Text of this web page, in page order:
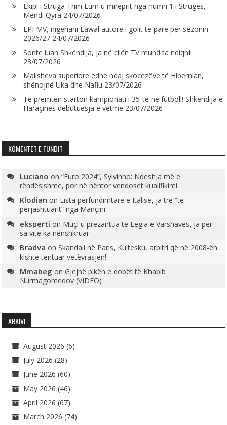
Ekipi i Struga Trim Lum u mirëprit nga numri 1 i Strugës,
Mendi Qyra 24/07/2026
LPFMV, nigeriani Lawal autorë i golit të parë për sezonin
2026/27 24/07/2026
Sonte luan Shkëndija, ja në cilën TV mund ta ndiqni!
23/07/2026
Malisheva superiore edhe ndaj skocezëve të Hibernian,
shënojnë Uka dhe Nafiu 23/07/2026
Të premtën starton kampionati i 35-të në futboll! Shkëndija e
Haraçinës debutuesja e vetme 23/07/2026
KOMENTET E FUNDIT
Luciano on“Euro 2024”, Sylvinho: Ndeshja më e
rëndësishme, por në nëntor vendoset kualifikimi
Klodian on Lista përfundimtare e Italisë, ja tre “të
përjashtuarit” nga Mançini
eksperti on Muçi u prezantua te Legia e Varshavës, ja për
sa vite ka nënshkruar
Bradva onSkandali në Paris, Kultesku, arbitri që në 2008-ën
kishte tentuar vetëvrasjen!
Mmabeg onGjejnë pikën e dobët të Khabib
Nurmagomedov (VIDEO)
ARKIVI
August 2026 (6)
July 2026 (28)
June 2026 (60)
May 2026 (46)
April 2026 (67)
March 2026 (74)